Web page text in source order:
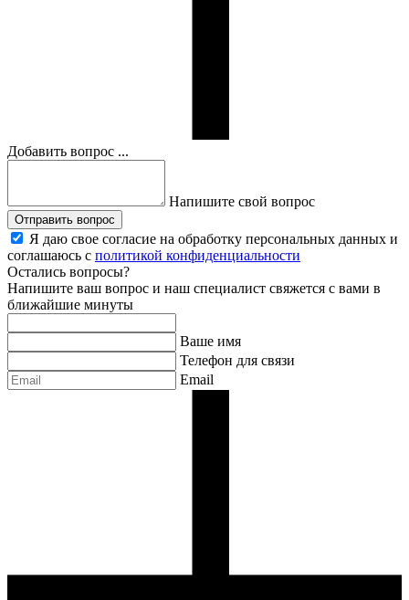
Добавить вопрос ...
Напишите свой вопрос
Отправить вопрос
Я даю свое согласие на обработку персональных данных и
соглашаюсь с политикой конфиденциальности
Остались вопросы?
Напишите ваш вопрос и наш специалист свяжется с вами в
ближайшие минуты
Ваше имя
Телефон для связи
Email